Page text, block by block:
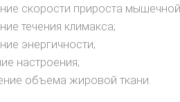
скорости прироста
течения климакса;
энергичности;
настроения;
объема жировой ткани.